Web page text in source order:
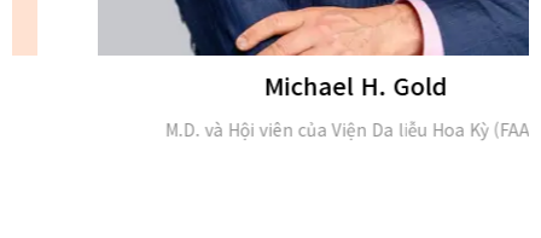
Michael H. Gold
M.D. và Hội viên của Viện Da liễu Hoa Kỳ (FAAD)